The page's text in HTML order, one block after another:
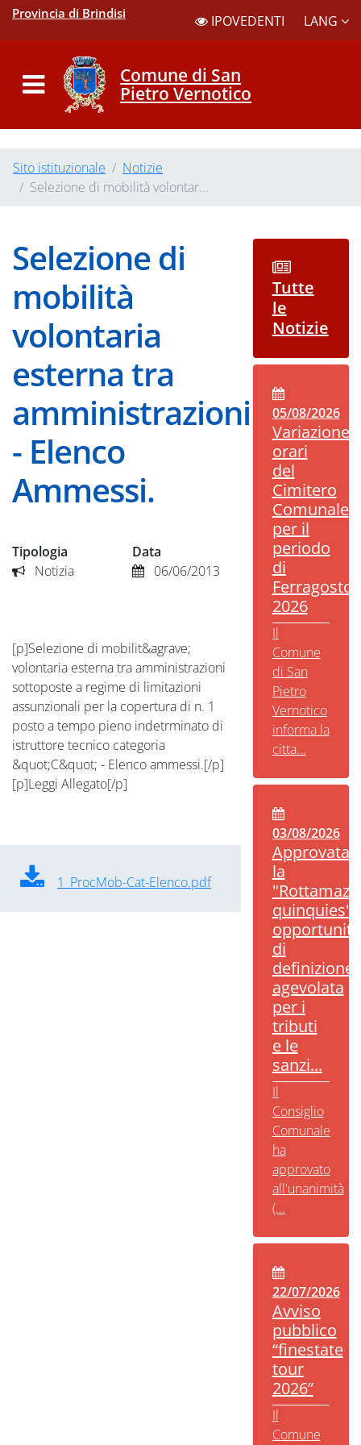
Provincia di Brindisi IPOVEDENTI LANG
Comune di San
Pietro Vernotico
Sito istituzionale
Notizie
Selezione di mobilità volontar...
Selezione di
mobilità
volontaria
esterna tra
amministrazioni
- Elenco
Ammessi.
Tipologia
Notizia
Data
06/06/2013
[p]Selezione di mobilit&agrave;
volontaria esterna tra amministrazioni
sottoposte a regime di limitazioni
assunzionali per la copertura di n. 1
posto a tempo pieno indetrminato di
istruttore tecnico categoria
&quot;C&quot; - Elenco ammessi.[/p]
[p]Leggi Allegato[/p]
1_ProcMob-Cat-Elenco.pdf
Tutte
le
Notizie
05/08/2026
Variazione
orari
del
Cimitero
Comunale
per il
periodo
di
Ferragosto
2026
Il
Comune
di San
Pietro
Vernotico
informa la
citta...
03/08/2026
Approvata
la
quinquies":
opportunità
di
definizione
agevolata
per i
tributi
e le
sanzi...
Il
Consiglio
Comunale
ha
approvato
all'unanimità
(...
22/07/2026
Avviso
pubblico
“finestate
tour
2026”
Il
Comune